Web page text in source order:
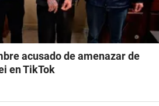
acusado de amenazar de
en TikTok